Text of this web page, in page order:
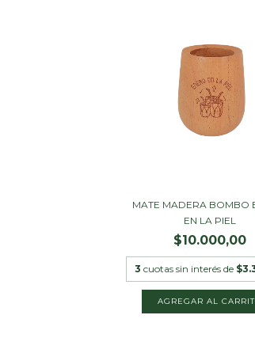
MATE MADERA BOMBO
EN LA PIEL
$10.000,00
3 cuotas sin interés de